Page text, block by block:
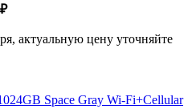
актуальную цену уточняйте
Space Gray Wi-Fi+Cellular